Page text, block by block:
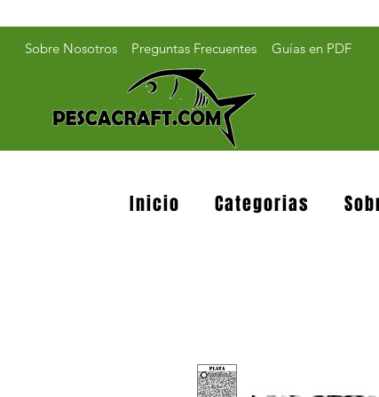
Sobre Nosotros Preguntas Frecuentes
Guías en PDF
Inicio Categorias